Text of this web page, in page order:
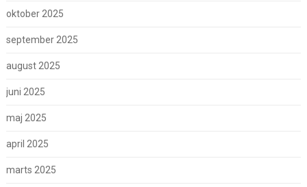
oktober 2025
september 2025
august 2025
juni 2025
maj 2025
april 2025
marts 2025